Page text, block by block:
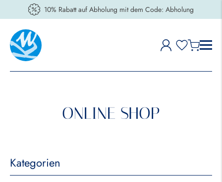
10% Rabatt auf Abholung mit dem Code: Abholung
ONLINE SHOP
Kategorien